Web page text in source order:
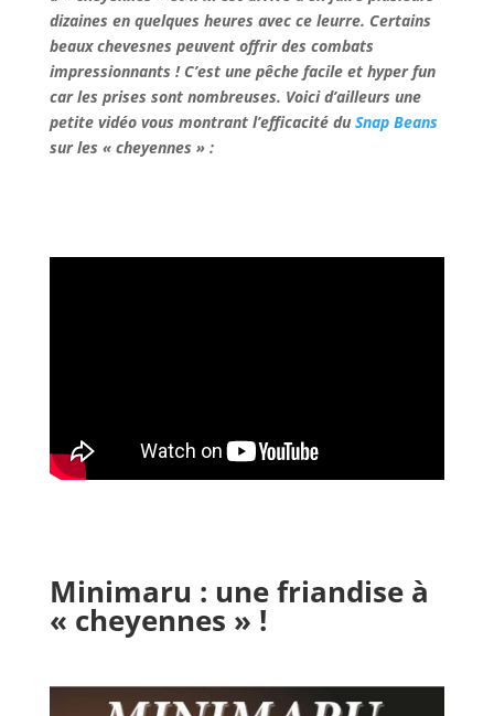
dizaines en quelques heures avec ce leurre. Certains
beaux chevesnes peuvent offrir des combats
impressionnants ! C’est une pêche facile et hyper fun
car les prises sont nombreuses. Voici d’ailleurs une
petite vidéo vous montrant l’efficacité du Snap Beans
sur les « cheyennes » :
Minimaru : une friandise à
« cheyennes » !